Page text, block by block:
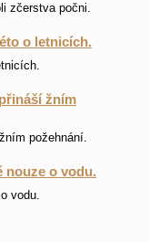
zčerstva počni.
o letnicích.
žním
požehnání.
nouze o vodu.
vodu.